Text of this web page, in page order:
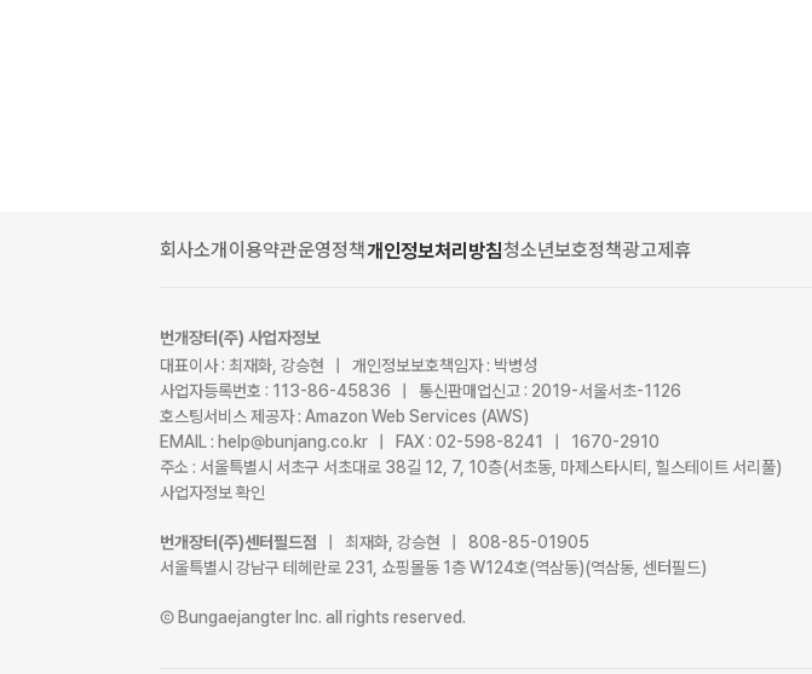
회사소개이용약관운영정책개인정보처리방침청소년보호정책광고제휴
번개장터(주) 사업자정보
대표이사 : 최재화, 강승현 | 개인정보보호책임자 : 박병성
사업자등록번호 : 113-86-45836 | 통신판매업신고 : 2019-서울서초-1126
호스팅서비스 제공자 : Amazon Web Services (AWS)
EMAIL : help@bunjang.co.kr | FAX : 02-598-8241 | 1670-2910
주소 : 서울특별시 서초구 서초대로 38길 12, 7, 10층(서초동, 마제스타시티, 힐스테이트 서리풀)
사업자정보 확인
번개장터(주)센터필드점
| 최재화, 강승현 | 808-85-01905
서울특별시 강남구 테헤란로 231, 쇼핑몰동 1층 W124호(역삼동)(역삼동, 센터필드)
Ⓒ Bungaejangter Inc. all rights reserved.